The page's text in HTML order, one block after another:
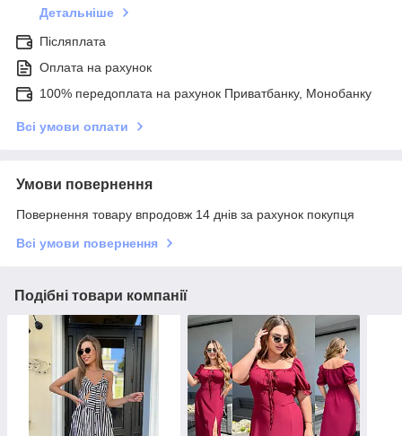
Детальніше
Післяплата
Оплата на рахунок
100% передоплата на рахунок Приватбанку, Монобанку
Всі умови оплати
Умови повернення
Повернення товару впродовж 14 днів за рахунок покупця
Всі умови повернення
Подібні товари компанії